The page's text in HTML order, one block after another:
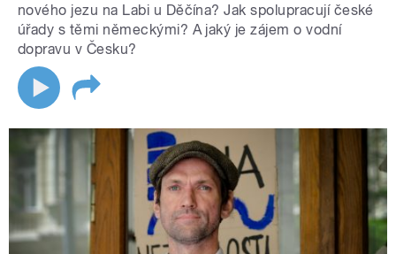
nového jezu na Labi u Děčína? Jak spolupracují české
úřady s těmi německými? A jaký je zájem o vodní
dopravu v Česku?